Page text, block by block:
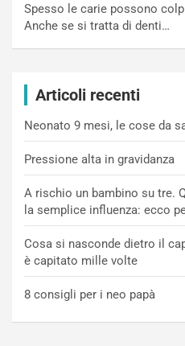
Spesso le carie possono
Anche se si tratta di denti…
Articoli recenti
Neonato 9 mesi, le cose da
Pressione alta in gravidanza
A rischio un bambino su tre.
la semplice influenza: ecco
Cosa si nasconde dietro il
è capitato mille volte
8 consigli per i neo papà